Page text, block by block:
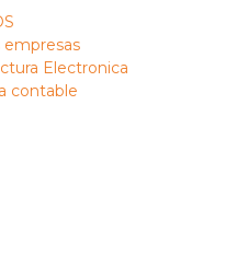
empresas
Electronica
contable